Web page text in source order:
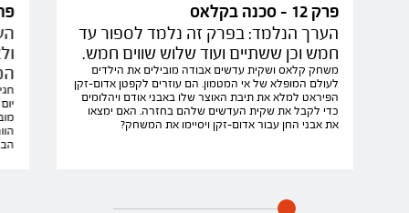
פרק 12 - סכנה בקלאס
הערך הנלמד: בפרק זה נלמד לספור עד
חמש וכן ששתיים ועוד שלוש שווים חמש.
משחק קלאס ושקית עדשים אבודה מובילים את הילדים
לעולם המופלא של אי המטמון. הם עוזרים לקפטן אדום-זקן
הפיראט למלא את תיבת האוצר שלו באבני אודם ויהלומים
כדי לקבל את שקית העדשים שלהם בחזרה. האם ימצאו
את אבני החן עבור אדום-זקן ויסיימו את המשחק?
פרק 13 -